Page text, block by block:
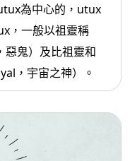
為中心的，utux
，一般以祖靈稱
鬼）及比祖靈和
，宇宙之神）。